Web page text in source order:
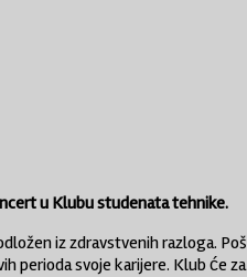
u Klubu studenata tehnike.
iz zdravstvenih razloga.
perioda svoje karijere. Klub će